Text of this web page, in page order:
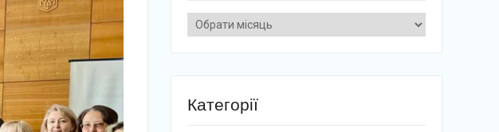
Архіви
Категорії